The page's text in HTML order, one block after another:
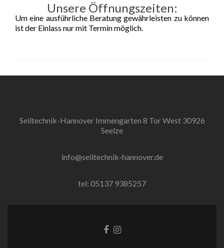
Unsere Öffnungszeiten:
Um eine ausführliche Beratung gewährleisten zu können
ist der Einlass nur mit Termin möglich.
Seiltechnik-Hannover Immengarten 8 Tor West 30926
Seelze
info@seiltechnik-hannover.de
tel: 05137 9385257
Facebook-
Instagram